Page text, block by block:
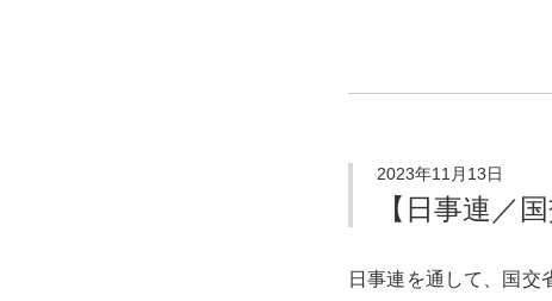
2023年11月13日
【日事連／
日事連を通して、国交